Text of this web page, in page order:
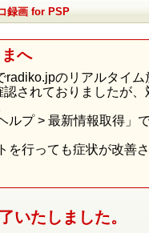
録画 for PSP
へ
のリアルタイ
されておりましたが
プ > 最新情報取得」
を行っても症状が改善
いたしました。